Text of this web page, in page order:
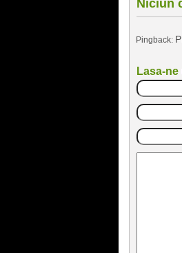
Niciun
Pingback:
Lasa-